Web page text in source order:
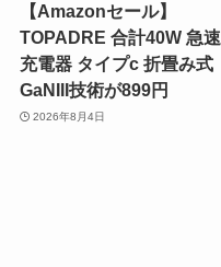
【Amazonセール】
TOPADRE 合計40W 急速
充電器 タイプc 折畳み式
GaNIII技術が899円
2026年8月4日